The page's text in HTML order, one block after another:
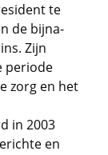
te
de bijna-
Zijn
periode
zorg en het
in 2003
en